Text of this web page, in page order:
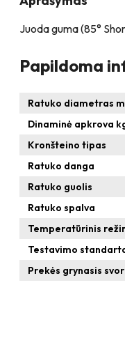
Juoda guma (85°
Papildoma
Ratuko diametras
Dinaminė apkrova
Kronšteino tipas
Ratuko danga
Ratuko guolis
Ratuko spalva
Temperatūrinis
Testavimo
Prekės grynasis